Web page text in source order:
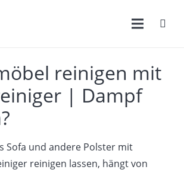
reinigen mit
| Dampf
Sofa und andere Polster mit
reinigen lassen, hängt von